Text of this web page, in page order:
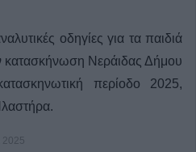
οδηγίες για τα παιδιά
κατασκήνωση Νεράιδας Δήμου
περίοδο 2025,
2025